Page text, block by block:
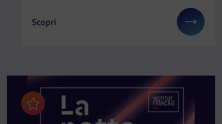
Il link ti porterà ad avere maggiori dettagli su: Il
Scopri
Aggiungi ai preferiti